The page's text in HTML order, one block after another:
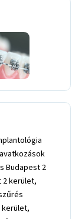
fogékszer felhelyezés 2 kerület, fogfehérítés 2 kerület, fogfúrás altatásban 2 kerület, foghúzás 2 kerület, foghúzás 2 kerület, altatásban fogászat 2 kerület, altatásban végzett fogászat 2 kerület, altatásban végzett kezelés 2 kerület, altatásos fogászat 2 kerület, ambuláns betegellátás 2 kerület, ambuláns ellátás 2 kerület, ambuláns járóbeteg-ellátás 2 kerület, ambuláns kezelés 2 kerület, ambuláns műtét 2 kerület, ambuláns rendelés 2 kerület, általános fogászat 2 kerület, általános fogászati szolgáltatás 2 kerület, barázdazárás 2 kerület, bölcsességfog ellátása 2 kerület, bölcsességfog eltávolítás 2 kerület, bölcsességfog felszabadítás 2 kerület, dentálhigiénia 2 kerület, depurálás 2 kerület, endodontiai anyag 2 kerület, endodontiai eszköz 2 kerület, endodontológia 2 kerület, esztétikai fogászat 2 kerület, magán fogorvos 2. kerület, magán fogászat 2. kerület, magán gyermekfogászat 2. kerület, gyermek fogorvos 2. kerület, gyermekfogászat 2. kerület, magán gyermekfogászati rendelő 2. kerület, részleges fogpótlás 2. kerület, fogkőeltávolítás 2. kerület, fogsorjavítás 2. kerület, fogprotézis javítás 2. kerület, implantálás 2. kerület, implantológia 2. kerület, 2. kerület fogorvosi magánrendelő, 2. kerület felnőtt fogorvos, 2. kerület felnőtt fogászat, 2. kerület fájdalommentes fogászat, 2. kerület fájdalommentes fogászati kezelés, 2. kerület fogorvosi szakellátás, 2. kerület fogfehérítés, 2. kerület fogszabályzó szakorvos, 2. kerület fogkő eltávolítása, 2. kerület fog extractio feltárásból, 2. kerület fogékszer felhelyezés, 2. kerület fogfúrás altatásban, 2. kerület fogászat altatásban, 2. kerület csapos fog, 2. kerület implantátum beültetés, 2. kerület implantátum pótlás, 2. kerület implantálás, 2. kerület implantológia, 2. kerület barázdazárás, 2. kerület fogkő-eltávolítás, 2. kerület esztétikus tömés, 2. kerület esztétikus fogtömés, 2. kerület esztétikai tömés, 2. kerület esztétikus pótl